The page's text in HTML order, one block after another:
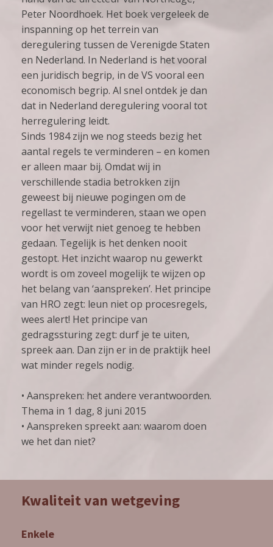
Peter Noordhoek. Het boek vergeleek de
inspanning op het terrein van
deregulering tussen de Verenigde Staten
en Nederland. In Nederland is het vooral
een juridisch begrip, in de VS vooral een
economisch begrip. Al snel ontdek je dan
dat in Nederland deregulering vooral tot
herregulering leidt.
Sinds 1984 zijn we nog steeds bezig het
aantal regels te verminderen – en komen
er alleen maar bij. Omdat wij in
verschillende stadia betrokken zijn
geweest bij nieuwe pogingen om de
regellast te verminderen, staan we open
voor het verwijt niet genoeg te hebben
gedaan. Tegelijk is het denken nooit
gestopt. Het inzicht waarop nu gewerkt
wordt is om zoveel mogelijk te wijzen op
het belang van ‘aanspreken’. Het principe
van HRO zegt: leun niet op procesregels,
wees alert! Het principe van
gedragssturing zegt: durf je te uiten,
spreek aan. Dan zijn er in de praktijk heel
wat minder regels nodig.
• Aanspreken: het andere verantwoorden.
Thema in 1 dag, 8 juni 2015
• Aanspreken spreekt aan: waarom doen
we het dan niet?
Kwaliteit van wetgeving
Enkele